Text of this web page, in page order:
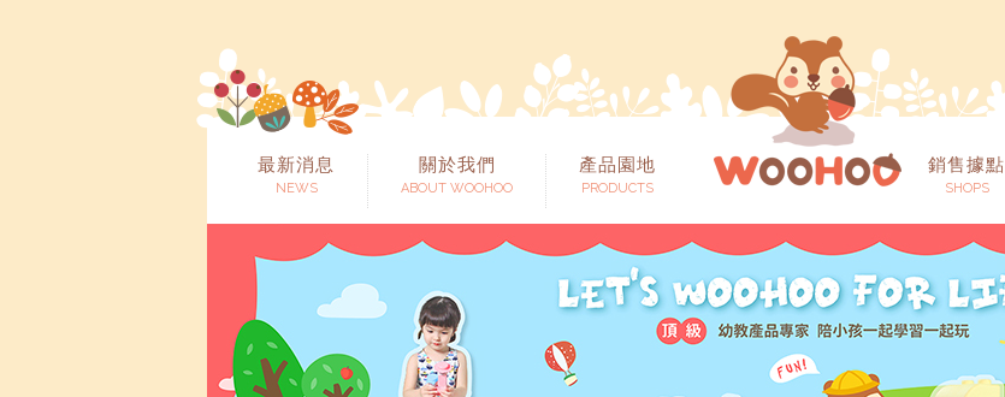
最新消息
NEWS
關於我們
ABOUT WOOHOO
產品園地
PRODUCTS
銷售據點
SHOPS